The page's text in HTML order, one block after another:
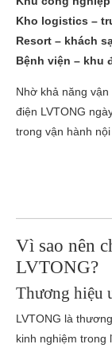
Kho logistics –
Resort – khách
Bệnh viện – khu
Nhờ khả năng
điện LVTONG
trong vận hành nội
Vì sao nên
LVTONG?
Thương hiệu
LVTONG là
kinh nghiệm trong